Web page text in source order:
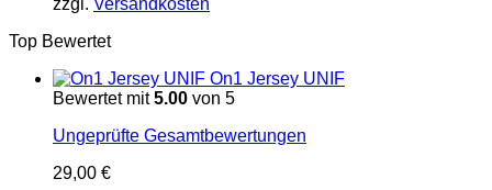
Top Bewertet
On1 Jersey UNIF
Bewertet mit5.00 von 5
Ungeprüfte Gesamtbewertungen
29,00 €